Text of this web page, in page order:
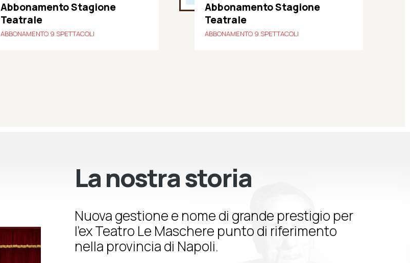
Abbonamento Stagione
Teatrale
ABBONAMENTO 9 SPETTACOLI
Abbonamento Stagione
Teatrale
ABBONAMENTO 9 SPETTACOLI
La nostra storia
Nuova gestione e nome di grande prestigio per
l’ex Teatro Le Maschere punto di riferimento
nella provincia di Napoli.